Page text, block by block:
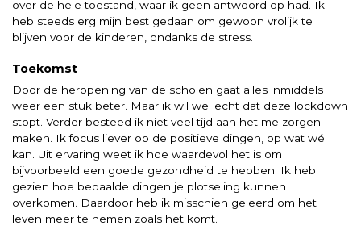
over de hele toestand, waar ik geen antwoord op had. Ik
heb steeds erg mijn best gedaan om gewoon vrolijk te
blijven voor de kinderen, ondanks de stress.
Toekomst
Door de heropening van de scholen gaat alles inmiddels
weer een stuk beter. Maar ik wil wel echt dat deze lockdown
stopt. Verder besteed ik niet veel tijd aan het me zorgen
maken. Ik focus liever op de positieve dingen, op wat wél
kan. Uit ervaring weet ik hoe waardevol het is om
bijvoorbeeld een goede gezondheid te hebben. Ik heb
gezien hoe bepaalde dingen je plotseling kunnen
overkomen. Daardoor heb ik misschien geleerd om het
leven meer te nemen zoals het komt.